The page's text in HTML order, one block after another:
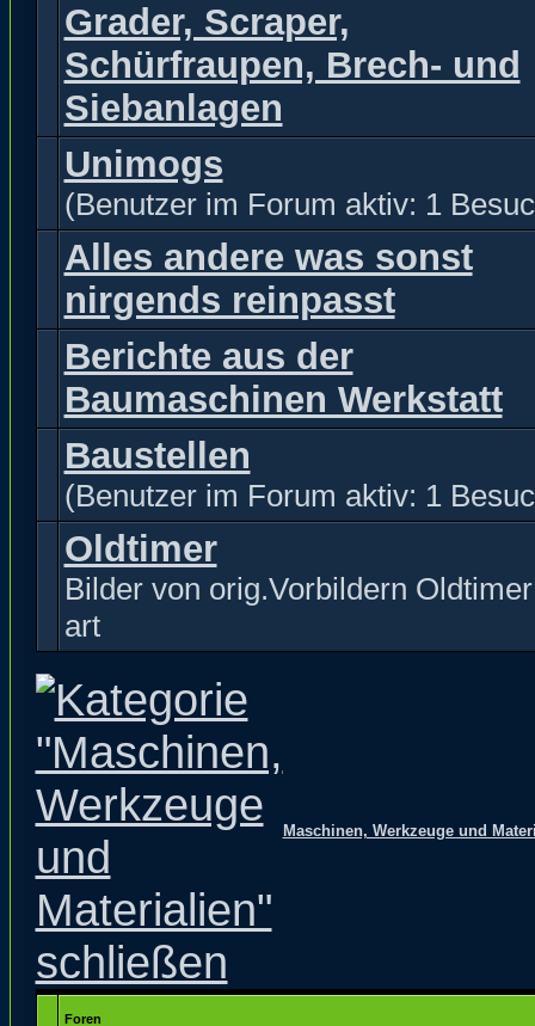
Grader, Scraper,
Schürfraupen, Brech- und
Siebanlagen
Unimogs
(Benutzer im Forum aktiv: 1
Alles andere was sonst
nirgends reinpasst
Berichte aus der
Baumaschinen Werkstatt
Baustellen
(Benutzer im Forum aktiv: 1
Oldtimer
Bilder von orig.Vorbildern
art
Maschinen, Werkzeuge und
Foren